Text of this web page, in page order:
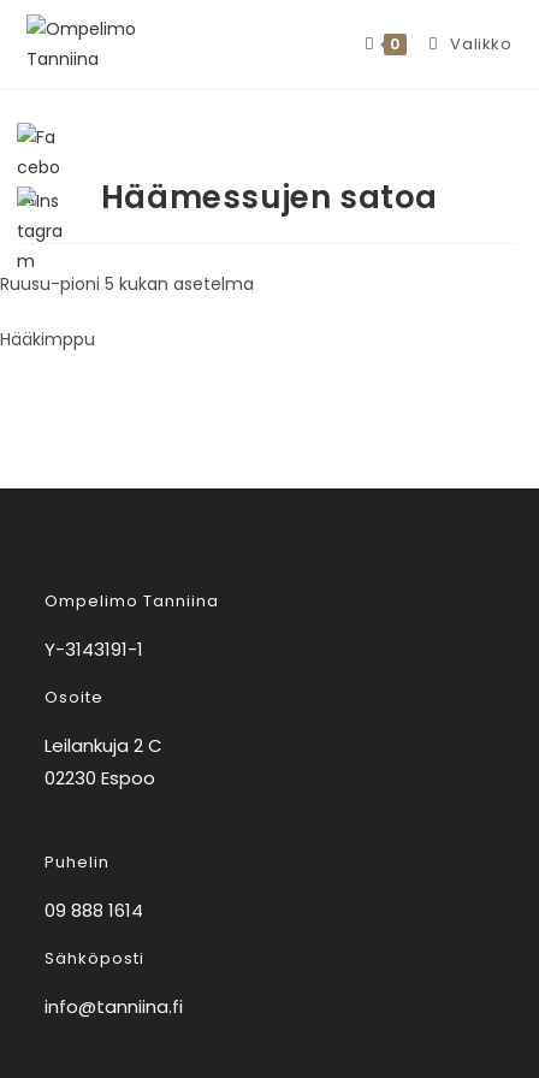
0 Valikko
Häämessujen satoa
Ruusu-pioni 5 kukan asetelma
Hääkimppu
Ompelimo Tanniina
Y-3143191-1
Osoite
Leilankuja 2 C
02230 Espoo
Puhelin
09 888 1614
Sähköposti
info@tanniina.fi